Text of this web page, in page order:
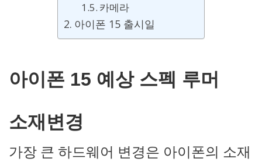
카메라
아이폰 15 출시일
아이폰 15 예상 스펙 루머
소재변경
가장 큰 하드웨어 변경은 아이폰의 소재